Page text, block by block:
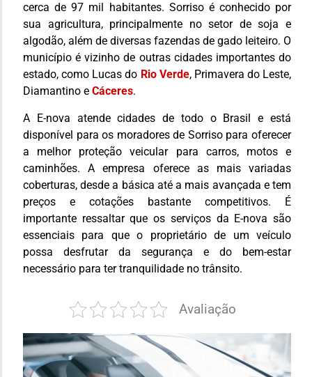
cerca de 97 mil habitantes. Sorriso é conhecido por
sua agricultura, principalmente no setor de soja e
algodão, além de diversas fazendas de gado leiteiro. O
município é vizinho de outras cidades importantes do
estado, como Lucas do Rio Verde, Primavera do Leste,
Diamantino e Cáceres.
A E-nova atende cidades de todo o Brasil e está
disponível para os moradores de Sorriso para oferecer
a melhor proteção veicular para carros, motos e
caminhões. A empresa oferece as mais variadas
coberturas, desde a básica até a mais avançada e tem
preços e cotações bastante competitivos. É
importante ressaltar que os serviços da E-nova são
essenciais para que o proprietário de um veículo
possa desfrutar da segurança e do bem-estar
necessário para ter tranquilidade no trânsito.
Avaliação